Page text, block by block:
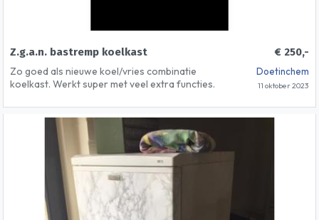
€ 250,-
Z.g.a.n. bastremp koelkast
Doetinchem
11 oktober 2023
Zo goed als nieuwe koel/vries combinatie
koelkast. Werkt super met veel extra functies.